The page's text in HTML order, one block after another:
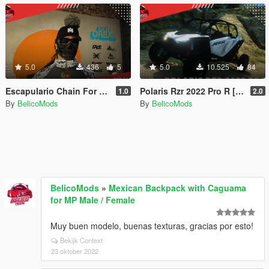
5.0 436 5
Escapulario Chain For MP Male 1.0
By BelicoMods
5.0 10.525 84
Polaris Rzr 2022 Pro R [Add-On] 2.0
By BelicoMods
BelicoMods » Mexican Backpack with Caguama
for MP Male / Female
Muy buen modelo, buenas texturas, gracias por esto!
Bekijk Context
23 oktober 2022